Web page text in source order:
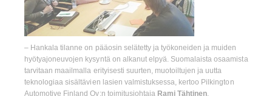
– Hankala tilanne on pääosin selätetty ja työkoneiden ja muiden
hyötyajoneuvojen kysyntä on alkanut elpyä. Suomalaista osaamista
tarvitaan maailmalla erityisesti suurten, muotoiltujen ja uutta
teknologiaa sisältävien lasien valmistuksessa, kertoo Pilkington
Automotive Finland Oy:n toimitusjohtaja Rami Tähtinen